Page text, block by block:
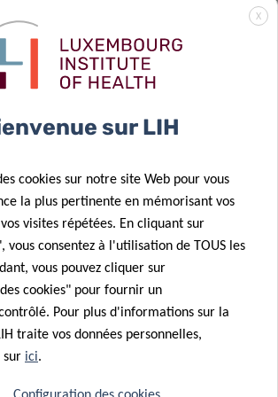
l’infection au
COVID-19
guérison
dernier
»
16 Mar 2023
Shifts in
microbiome
19
:
09 Fév 2023
Faire
progresser les
scientifiques
X
sur LIH
cookies sur notre site Web pour vous
la plus pertinente en mémorisant vos
visites répétées. En cliquant sur
vous consentez à l'utilisation de TOUS les
vous pouvez cliquer sur
cookies" pour fournir un
Pour plus d'informations sur la
traite vos données personnelles,
sur ici.